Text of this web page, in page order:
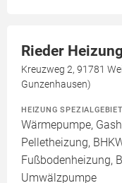
Rieder
Kreuzweg 2, 91781
Gunzenhausen)
HEIZUNG
Wärmepumpe,
Pelletheizung,
Fußbodenheizung,
Umwälzpumpe